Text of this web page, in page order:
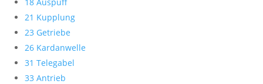
21 Kupplung
23 Getriebe
26 Kardanwelle
31 Telegabel
33 Antrieb